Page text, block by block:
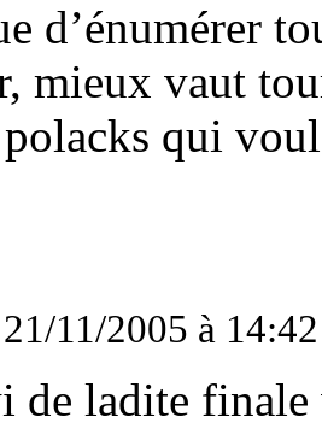
d’énumérer
mieux vaut
qui
11/2005 à 14:42
de ladite